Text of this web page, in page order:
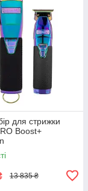
для стрижки
Boost+
13 835 ₴